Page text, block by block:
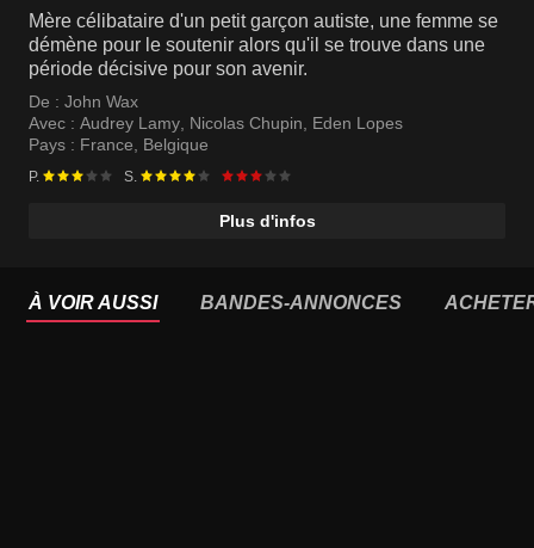
Mère célibataire d'un petit garçon autiste, une femme se
démène pour le soutenir alors qu'il se trouve dans une
période décisive pour son avenir.
De : John Wax
Avec : Audrey Lamy, Nicolas Chupin, Eden Lopes
Pays : France, Belgique
P. S.
Plus d'infos
À VOIR AUSSI BANDES-ANNONCES